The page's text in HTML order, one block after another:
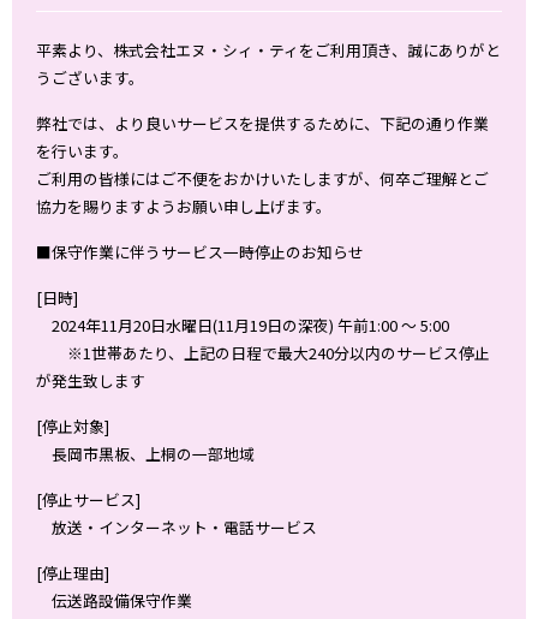
平素より、株式会社エヌ・シィ・ティをご利用頂き、誠にありがと
うございます。
弊社では、より良いサービスを提供するために、下記の通り作業
を行います。
ご利用の皆様にはご不便をおかけいたしますが、何卒ご理解とご
協力を賜りますようお願い申し上げます。
■保守作業に伴うサービス一時停止のお知らせ
[日時]
2024年11月20日水曜日(11月19日の深夜) 午前1:00 ～ 5:00
※1世帯あたり、上記の日程で最大240分以内のサービス停止
が発生致します
[停止対象]
長岡市黒板、上桐の一部地域
[停止サービス]
放送・インターネット・電話サービス
[停止理由]
伝送路設備保守作業